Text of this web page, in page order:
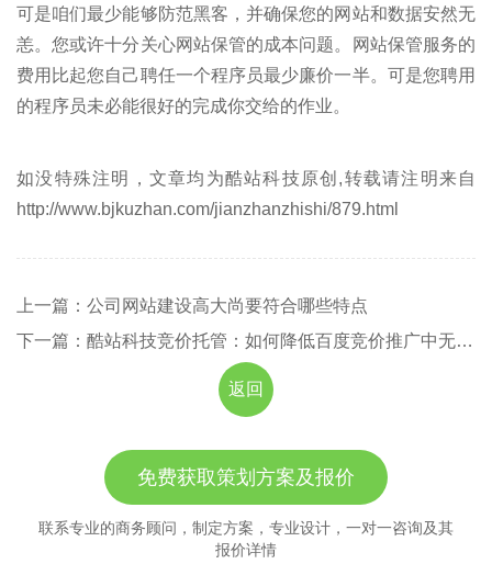
可是咱们最少能够防范黑客，并确保您的网站和数据安然无
恙。您或许十分关心网站保管的成本问题。网站保管服务的
费用比起您自己聘任一个程序员最少廉价一半。可是您聘用
的程序员未必能很好的完成你交给的作业。
如没特殊注明，文章均为酷站科技原创,转载请注明来自
http://www.bjkuzhan.com/jianzhanzhishi/879.html
上一篇：公司网站建设高大尚要符合哪些特点
下一篇：酷站科技竞价托管：如何降低百度竞价推广中无效的点击量
返回
免费获取策划方案及报价
联系专业的商务顾问，制定方案，专业设计，一对一咨询及其
报价详情